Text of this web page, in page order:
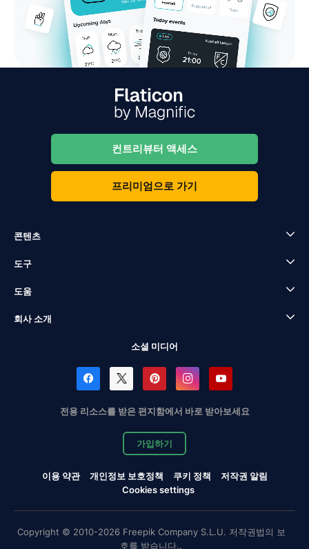
컨트리뷰터 액세스
프리미엄으로 가기
콘텐츠
도구
도움
회사 소개
소셜 미디어
전용 리소스를 받은 편지함에서 바로 받아보세요
가입하기
이용 약관 개인정보 보호정책 쿠키 정책
저작권 알림
Cookies settings
Copyright © 2010-2026 Freepik Company S.L.U. 저작권법의 보
호를 받습니다..